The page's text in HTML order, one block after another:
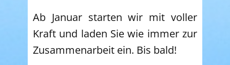
Ab Januar starten wir mit voller
Kraft und laden Sie wie immer zur
Zusammenarbeit ein. Bis bald!